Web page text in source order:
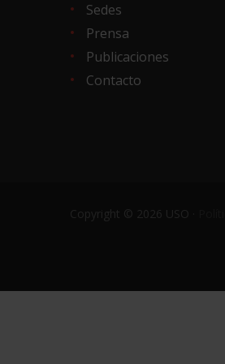
Sedes
Prensa
Publicaciones
Contacto
Copyright © 2026 USO ·